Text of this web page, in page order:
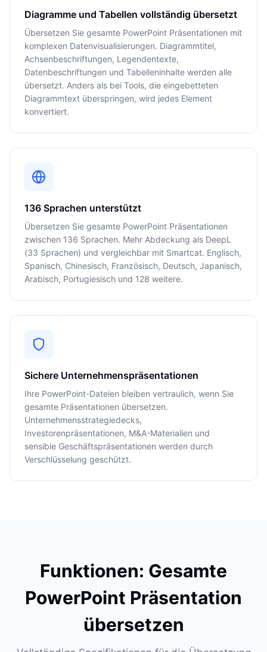
Diagramme und Tabellen vollständig übersetzt
Übersetzen Sie gesamte PowerPoint Präsentationen mit
komplexen Datenvisualisierungen. Diagrammtitel,
Achsenbeschriftungen, Legendentexte,
Datenbeschriftungen und Tabelleninhalte werden alle
übersetzt. Anders als bei Tools, die eingebetteten
Diagrammtext überspringen, wird jedes Element
konvertiert.
136 Sprachen unterstützt
Übersetzen Sie gesamte PowerPoint Präsentationen
zwischen 136 Sprachen. Mehr Abdeckung als DeepL
(33 Sprachen) und vergleichbar mit Smartcat. Englisch,
Spanisch, Chinesisch, Französisch, Deutsch, Japanisch,
Arabisch, Portugiesisch und 128 weitere.
Sichere Unternehmenspräsentationen
Ihre PowerPoint-Dateien bleiben vertraulich, wenn Sie
gesamte Präsentationen übersetzen.
Unternehmensstrategiedecks,
Investorenpräsentationen, M&A-Materialien und
sensible Geschäftspräsentationen werden durch
Verschlüsselung geschützt.
Funktionen: Gesamte
PowerPoint Präsentation
übersetzen